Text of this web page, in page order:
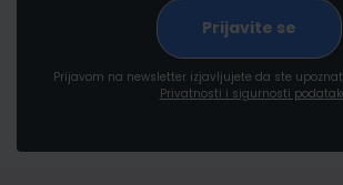
Prijavom na newsletter izjavljujete da ste
Privatnosti i sigurnosti